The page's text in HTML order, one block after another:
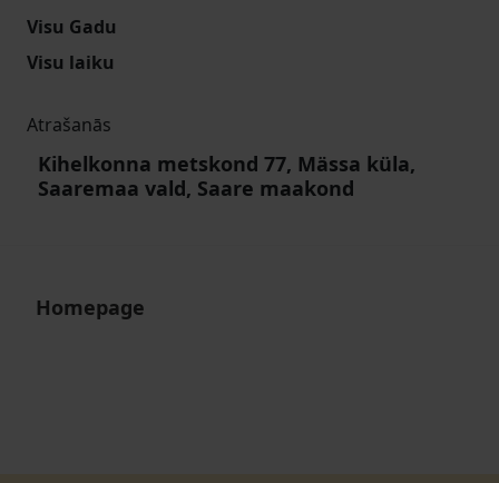
Visu Gadu
Visu laiku
Atrašanās
Kihelkonna metskond 77, Mässa küla,
Saaremaa vald, Saare maakond
Homepage